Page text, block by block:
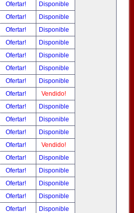
Ofertar!
Disponible
Ofertar!
Disponible
Ofertar!
Disponible
Ofertar!
Disponible
Ofertar!
Disponible
Ofertar!
Disponible
Ofertar!
Disponible
Ofertar!
Vendido!
Ofertar!
Disponible
Ofertar!
Disponible
Ofertar!
Disponible
Ofertar!
Vendido!
Ofertar!
Disponible
Ofertar!
Disponible
Ofertar!
Disponible
Ofertar!
Disponible
Ofertar!
Disponible